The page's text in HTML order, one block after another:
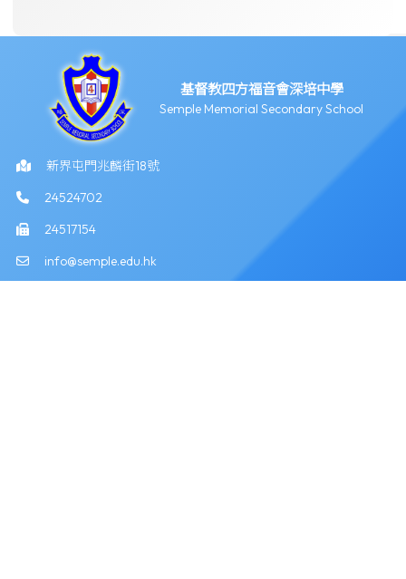
基督教四方福音會深培中學
Semple Memorial Secondary School
新界屯門兆麟街18號
24524702
24517154
info@semple.edu.hk